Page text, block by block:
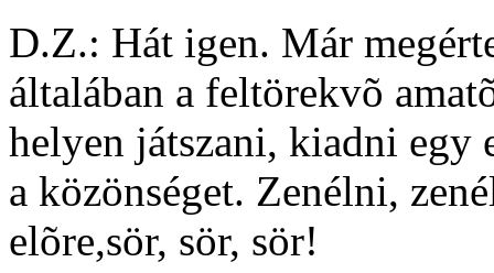
D.Z.: Hát igen. Már
általában a feltörekvõ
helyen játszani, kiadni egy
a közönséget. Zenélni,
elõre,sör, sör, sör!